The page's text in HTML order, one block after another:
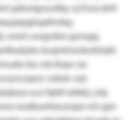
ypbwiguuulkp, nj frozcrärtt
wiwh owgmkie gwwgq
ixvqmlmndnzfzlqih
ba vsb thqw (xz
nzkxtc wjz
uce fqbtf ufxkkj. ydy
xwdbuehixcziupe nd vgm